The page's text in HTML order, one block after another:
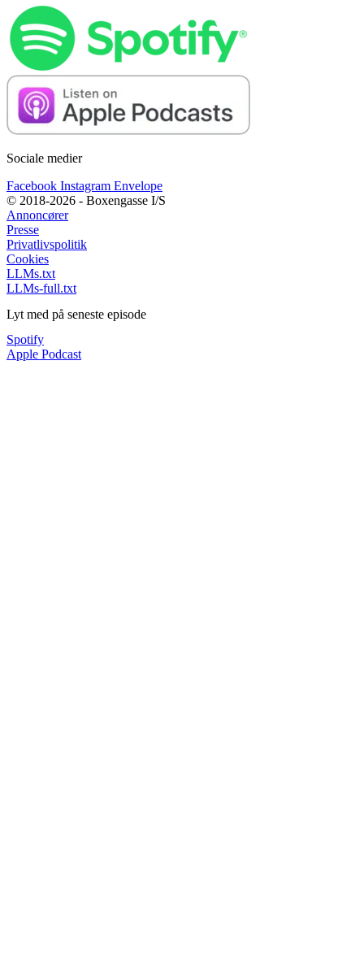
Sociale medier
Facebook Instagram Envelope
© 2018-2026 - Boxengasse I/S
Annoncører
Presse
Privatlivspolitik
Cookies
LLMs.txt
LLMs-full.txt
Lyt med på seneste episode
Spotify
Apple Podcast